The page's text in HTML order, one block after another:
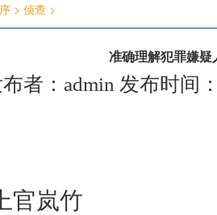
> 侦查 >
准确理解犯罪嫌疑
者：admin 发布时间
岚竹